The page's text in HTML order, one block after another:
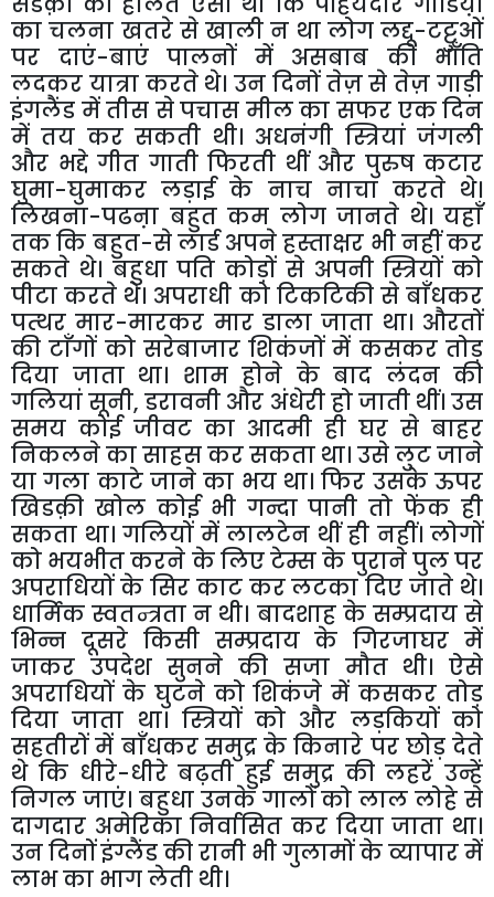
का चलना खतरे से खाली न था लोग लद्दू-टट्टुओं
पर
दाएं-बाएं पालनों में असबाब की
भाँति
लदकर यात्रा करते थे। उन दिनों तेज़ से तेज़ गाड़ी
इंगलैंड मेंतीस सेपचास मीलका सफर एकदिन
में तय कर सकती थी। अधनंगी स्त्रियां जंगली
और भद्दे गीत गाती फिरती थीं और पुरुष कटार
घुमा-घुमाकर लड़ाई के नाच नाचा करते थे।
लिखना-पढऩा बहुत कम लोग जानते थे। यहाँ
तककि बहुत-सेलार्ड अपनेहस्ताक्षर भीनहींकर
सकते थे। बहुधा पति कोड़ों से अपनी स्त्रियों को
पीटा करते थे। अपराधी को टिकटिकी से बाँधकर
पत्थर मार-मारकर मार डाला जाता था। औरतों
की टाँगों को सरेबाजार शिकंजों में कसकर तोड़
दिया जाता था। शाम होने के बाद लंदन की
गलियांसूनी,डरावनी और अंधेरीहोजाती थीं। उस
समय कोई जीवट का आदमी ही घर से बाहर
निकलनेकासाहसकरसकता था। उसेलुटजाने
या गला काटे जाने का भय था। फिर उसके ऊपर
खिडक़ी खोल कोई भी गन्दा पानी तो फेंक ही
सकता था। गलियों में लालटेन थीं ही नहीं। लोगों
को भयभीतकरने केलिएटेम्सके पुरानेपुलपर
अपराधियों के सिर काट कर लटका दिए जाते थे।
धार्मिक स्वतन्त्रता न थी। बादशाह के सम्प्रदाय से
भिन्न दूसरे किसी सम्प्रदाय के गिरजाघर में
जाकर उपदेश सुनने की सजा मौत थी। ऐसे
अपराधियों के घुटने को शिकंजे में कसकर तोड़
दिया जाता था। स्त्रियों को और लड़कियों को
सहतीरों में बाँधकर समुद्र के किनारे पर छोड़ देते
थे कि धीरे-धीरे बढ़ती हुई समुद्र की लहरें उन्हें
निगल जाएं। बहुधा उनके गालों को लाल लोहे से
दागदार अमेरिका निर्वासित कर दिया जाता था।
उनदिनोंइंग्लैंडकीरानी भीगुलामोंकेव्यापारमें
लाभका भागलेती थी।